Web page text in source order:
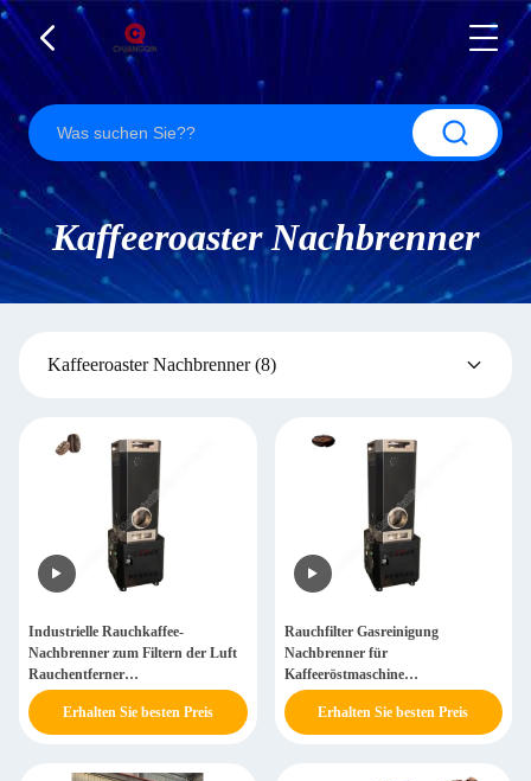
Kaffeeroaster Nachbrenner
Kaffeeroaster Nachbrenner(8)
Industrielle Rauchkaffee-
Nachbrenner zum Filtern der Luft
Rauchentferner
Luftreinigungsmaschine
Erhalten Sie besten Preis
Rauchfilter Gasreinigung
Nachbrenner für
Kaffeeröstmaschine
Rauchentferner
Erhalten Sie besten Preis